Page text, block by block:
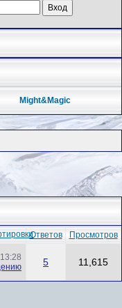
Might&Magic
Ответов Просмотров
13:28
5 11,615